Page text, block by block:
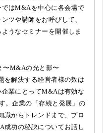
はM&Aを中心に各会場で
ツや講師をお呼びして、
うなセミナーを開催しま
〜M&Aの光と影〜
を解決する経営者様の数は
業にとってM&Aは有効な
。企業の「存続と発展」の
識からトレンドまで、プロ
成功の秘訣についてお話し